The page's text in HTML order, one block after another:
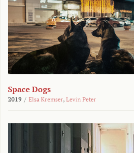
Space Dogs
2019 / Elsa Kremser, Levin Peter